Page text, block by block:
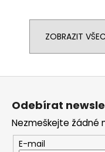
ZOBRAZIT
Odebírat
Nezmeškejte žádné
E-mail